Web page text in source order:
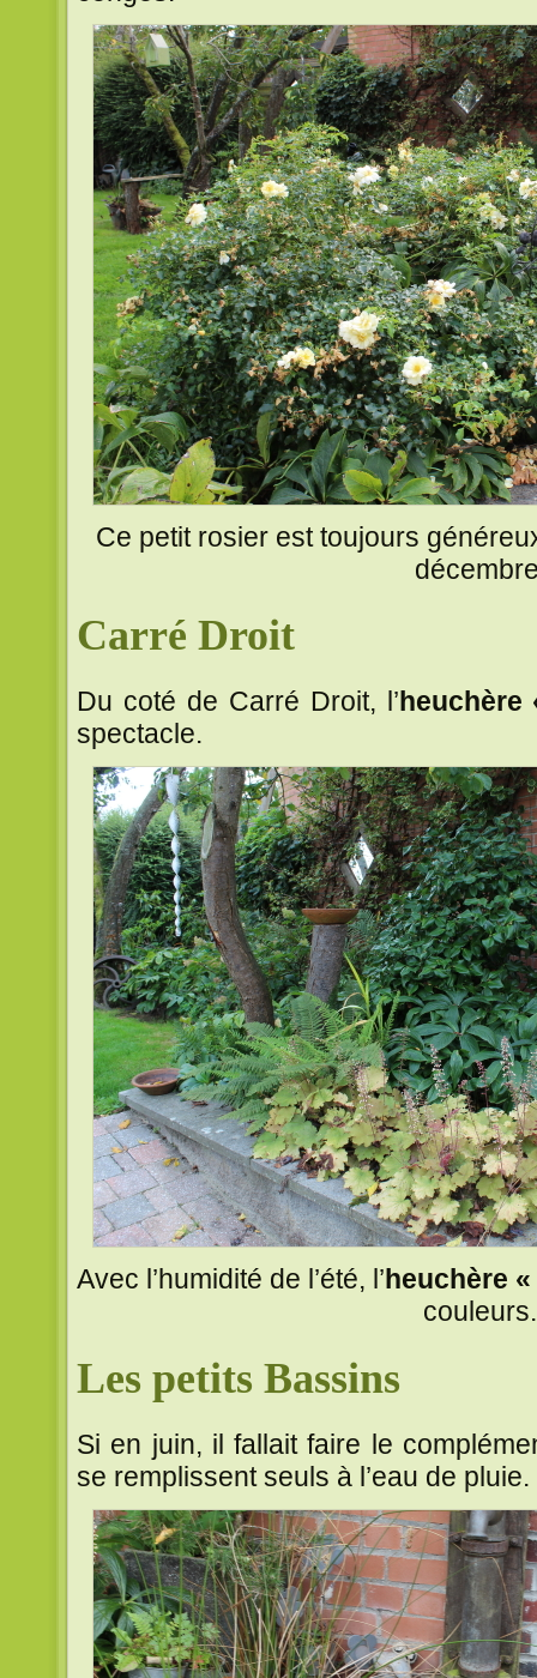
Ce petit rosier est toujours
Carré Droit
Du coté de Carré Droit, l’heuchère
spectacle.
Avec l’humidité de l’été, l’heuchère
couleurs.
Les petits Bassins
Si en juin, il fallait faire le
se remplissent seuls à l’eau de pluie.